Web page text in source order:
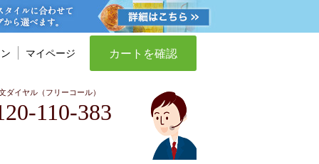
マイページ カートを確認
ダイヤル（フリーコール）
110-383